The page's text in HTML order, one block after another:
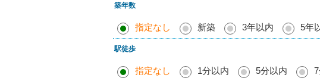
築年数
指定なし 新築 3年以内 5年
駅徒歩
指定なし 1分以内 5分以内